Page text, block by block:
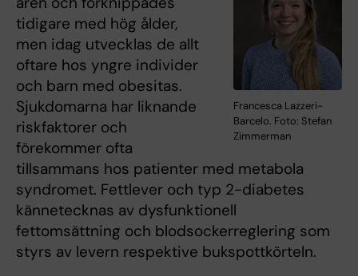
Francesca Lazzeri-
Barcelo. Foto: Stefan
Zimmerman
tidigare med hög ålder,
men idag utvecklas de allt
oftare hos yngre individer
och barn med obesitas.
Sjukdomarna har liknande
riskfaktorer och
förekommer ofta
tillsammans hos patienter med metabola
syndromet. Fettlever och typ 2-diabetes
kännetecknas av dysfunktionell
fettomsättning och blodsockerreglering som
styrs av levern respektive bukspottkörteln.